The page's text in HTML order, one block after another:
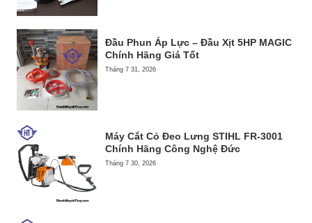
Đầu Phun Áp Lực – Đầu Xịt 5HP MAGIC
Chính Hãng Giá Tốt
Tháng 7 31, 2026
Máy Cắt Cỏ Đeo Lưng STIHL FR-3001
Chính Hãng Công Nghệ Đức
Tháng 7 30, 2026